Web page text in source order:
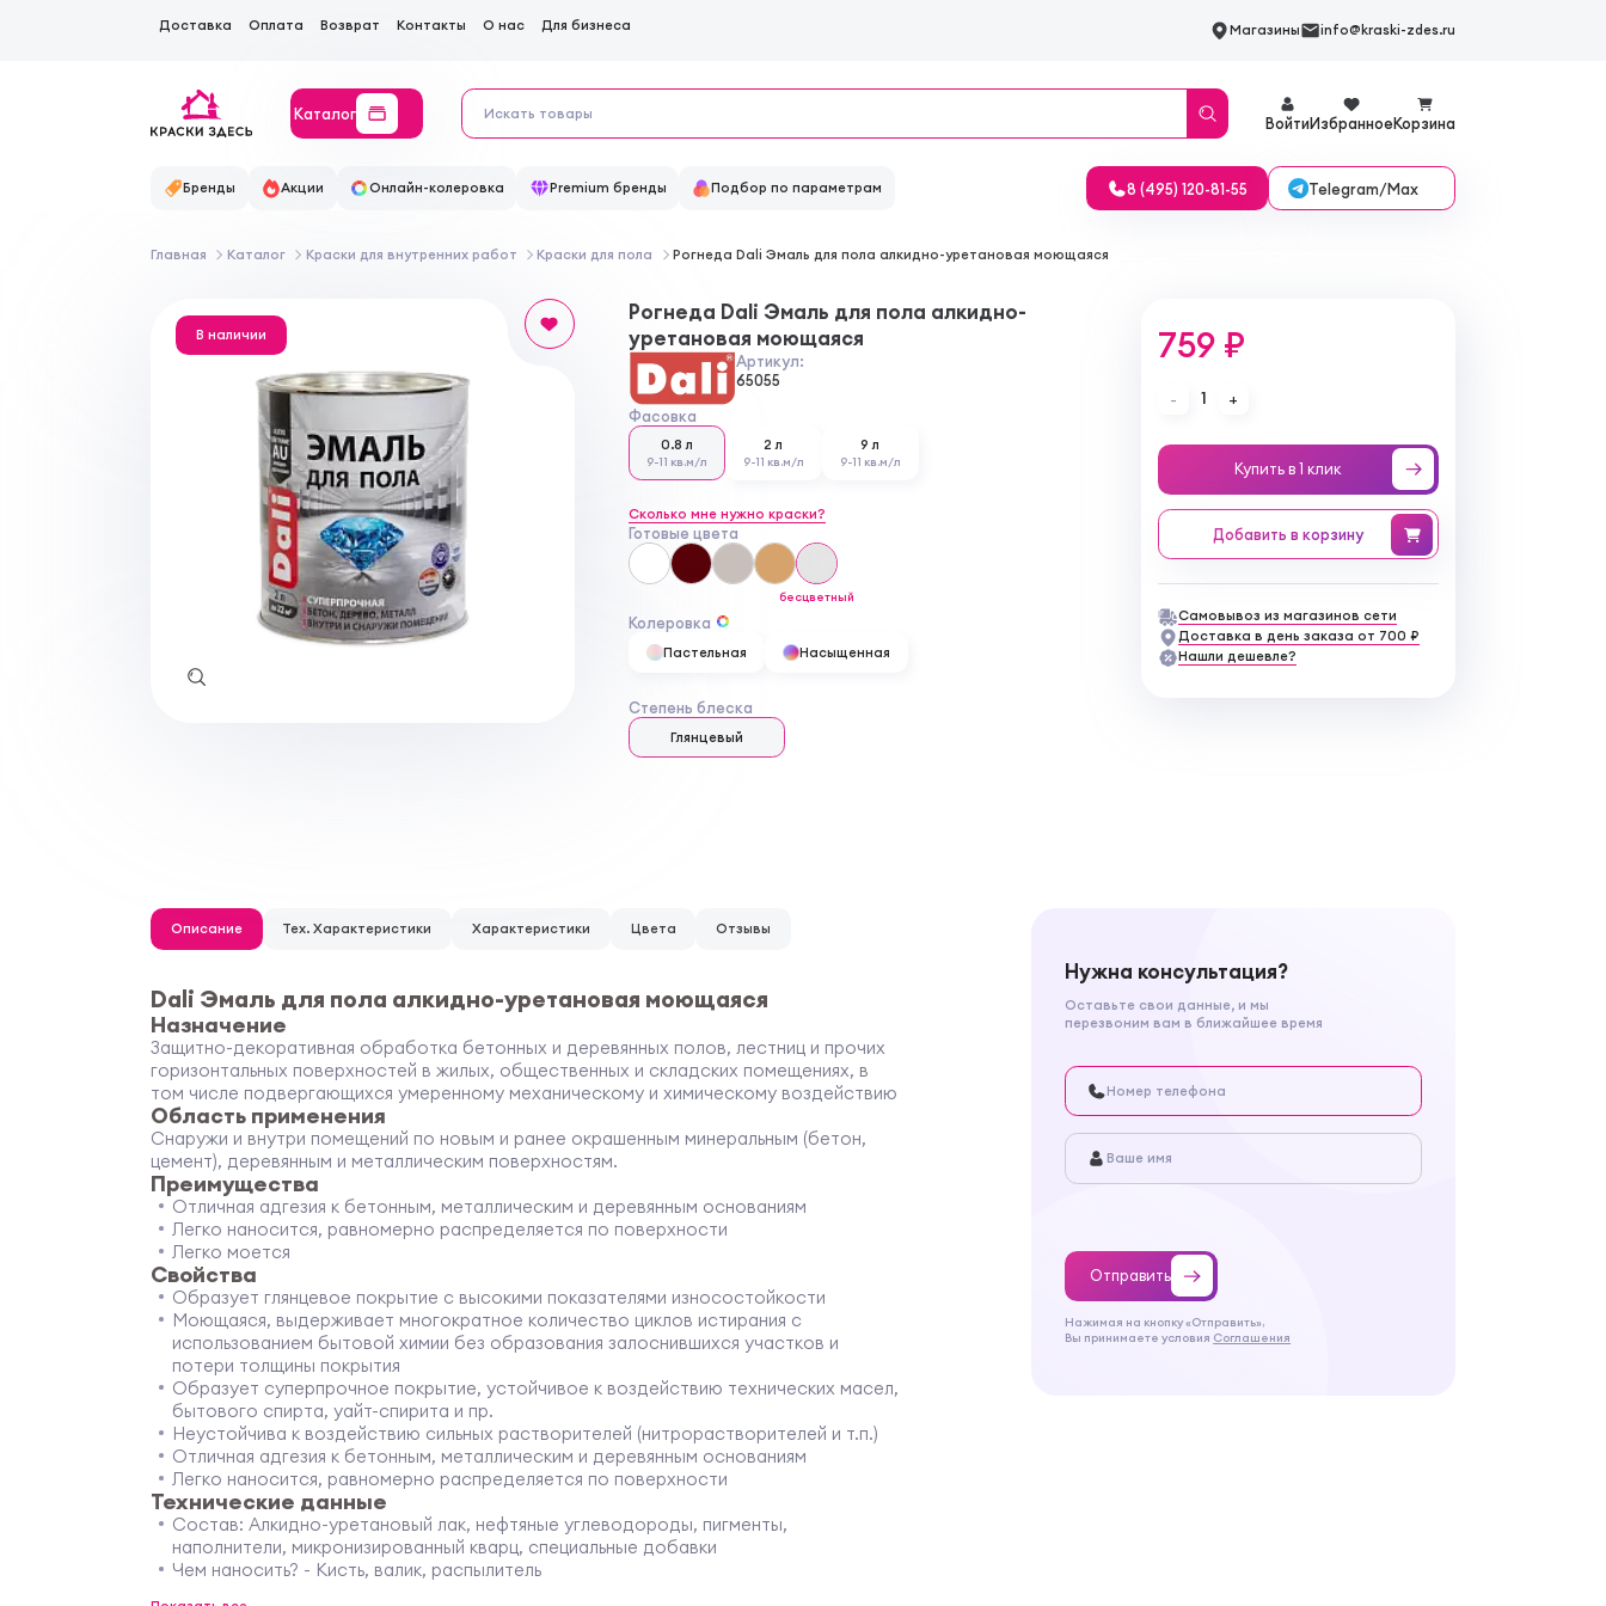
Доставка Оплата Возврат Контакты О нас Для бизнеса Магазины info@kraski-zdes.ru
Каталог
ВойтиИзбранноеКорзина
Бренды Акции Онлайн-колеровка Premium бренды Подбор по параметрам 8 (495) 120-81-55 Telegram/Max
Главная Каталог Краски для внутренних работ Краски для пола Рогнеда Dali Эмаль для пола алкидно-уретановая моющаяся
В наличии
Рогнеда Dali Эмаль для пола алкидно-
уретановая моющаяся
Артикул:
65055
Фасовка
0.8 л
9-11 кв.м/л
2 л
9-11 кв.м/л
9 л
9-11 кв.м/л
Сколько мне нужно краски?
Готовые цвета
бесцветный
Колеровка
Пастельная Насыщенная
Степень блеска
Глянцевый
759 ₽
- 1 +
Купить в 1 клик
Добавить в корзину
Самовывоз из магазинов сети
Доставка в день заказа от 700 ₽
Нашли дешевле?
Описание Тех. Характеристики Характеристики Цвета Отзывы
Dali Эмаль для пола алкидно-уретановая моющаяся
Назначение
Защитно-декоративная обработка бетонных и деревянных полов, лестниц и прочих
горизонтальных поверхностей в жилых, общественных и складских помещениях, в
том числе подвергающихся умеренному механическому и химическому воздействию
Область применения
Снаружи и внутри помещений по новым и ранее окрашенным минеральным (бетон,
цемент), деревянным и металлическим поверхностям.
Преимущества
Отличная адгезия к бетонным, металлическим и деревянным основаниям
Легко наносится, равномерно распределяется по поверхности
Легко моется
Свойства
Образует глянцевое покрытие с высокими показателями износостойкости
Моющаяся, выдерживает многократное количество циклов истирания с
использованием бытовой химии без образования залоснившихся участков и
потери толщины покрытия
Образует суперпрочное покрытие, устойчивое к воздействию технических масел,
бытового спирта, уайт-спирита и пр.
Неустойчива к воздействию сильных растворителей (нитрорастворителей и т.п.)
Отличная адгезия к бетонным, металлическим и деревянным основаниям
Легко наносится, равномерно распределяется по поверхности
Технические данные
Состав: Алкидно-уретановый лак, нефтяные углеводороды, пигменты,
наполнители, микронизированный кварц, специальные добавки
Чем наносить? - Кисть, валик, распылитель
Нужна консультация?
Оставьте свои данные, и мы
перезвоним вам в ближайшее время
Отправить
Нажимая на кнопку «Отправить»,
Вы принимаете условия Соглашения